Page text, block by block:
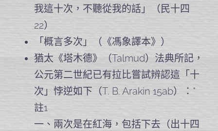
我這十次，不聽從我的話」（民十四
22）
「概言多次」（《馮象譯本》）
猶太《塔木德》（Talmud）法典所記，
公元第二世紀已有拉比嘗試辨認這「十
次」悖逆如下（T. B. Arakin 15ab）：*
註1
一、兩次是在紅海，包括下去（出十四